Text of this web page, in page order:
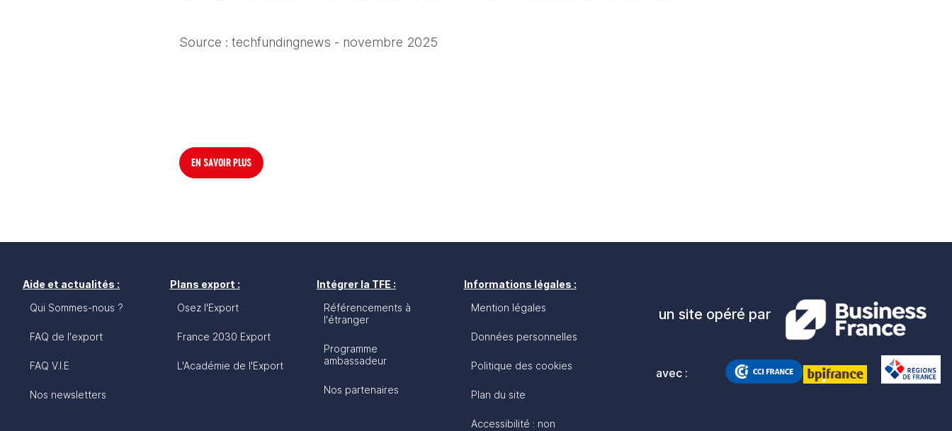
Source : techfundingnews - novembre 2025
EN SAVOIR PLUS
Aide et actualités :
Qui Sommes-nous ?
FAQ de l'export
FAQ V.I.E
Nos newsletters
Plans export :
Osez l'Export
France 2030 Export
L'Académie de l'Export
Intégrer la TFE :
Référencements à
l'étranger
Programme
ambassadeur
Nos partenaires
Informations légales :
Mention légales
Données personnelles
Politique des cookies
Plan du site
Accessibilité : non
un site opéré par
avec :